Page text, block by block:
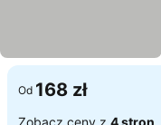
Od 168 zł
Zobacz ceny z 4 stron